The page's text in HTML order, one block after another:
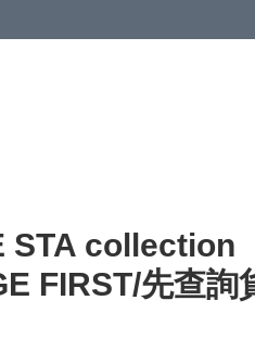
STA collection
FIRST/先查詢